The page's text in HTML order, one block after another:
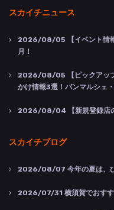
スカイチニュース
2026/08/05 【イベント情
月！
2026/08/05 【ピックアッ
かけ情報3選！パンマルシェ
2026/08/04 【新規登録店
スカイチブログ
2026/08/07 今年の夏は、
2026/07/31 横須賀でおす